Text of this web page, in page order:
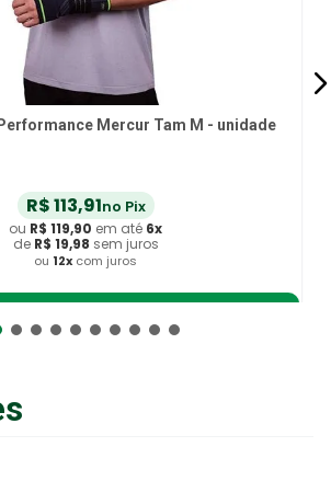
Mercur Tam M - unidade
R$113,91no Pix
ou R$ 119,90 em até 6x
de R$ 19,98 sem juros
ou 12x com juros